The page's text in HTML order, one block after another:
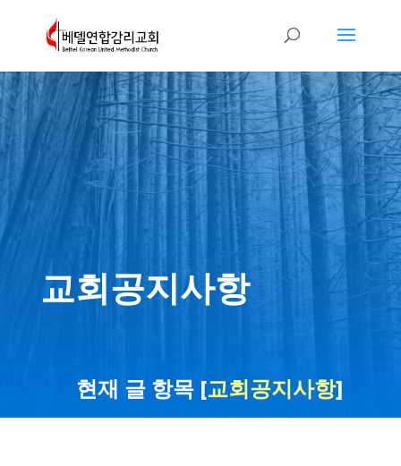
교회공지사항
현재 글 항목 [교회공지사항]